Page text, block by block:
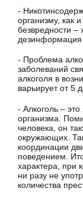
-
организму, как
безвредности –
дезинформация
- Проблема
заболеваний
алкоголя в
варьирует от 5
- Алкоголь –
организма.
человека, он
окружающих.
координации
поведением.
характера, при
ни разу не
количества